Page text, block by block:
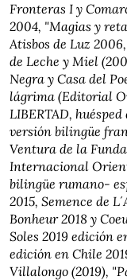
Fronteras I y
2004, "Magias y
Atisbos de Luz
de Leche y Miel
Negra y Casa del
lágrima (Editorial
LIBERTAD,
versión bilingüe
Ventura de la
Internacional
bilingüe rumano-
2015, Semence de
Bonheur 2018 y
Soles 2019 edición
edición en Chile
Villalongo (2019),